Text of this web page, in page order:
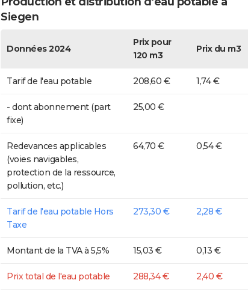
Siegen
Données 2024
Prix pour
120 m3
Prix du m3
Tarif de l'eau potable 208,60 € 1,74 €
- dont abonnement (part
fixe)
25,00 €
Redevances applicables
(voies navigables,
protection de la ressource,
pollution, etc.)
64,70 € 0,54 €
Tarif de l'eau potable Hors
Taxe
273,30 € 2,28 €
Montant de la TVA à 5,5% 15,03 € 0,13 €
Prix total de l'eau potable 288,34 € 2,40 €